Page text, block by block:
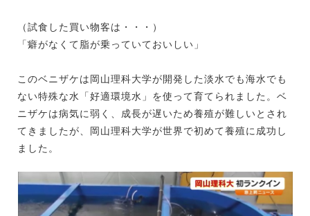
（試食した買い物客は・・・）
「癖がなくて脂が乗っていておいしい」
このベニザケは岡山理科大学が開発した淡水でも海水でも
ない特殊な水「好適環境水」を使って育てられました。ベ
ニザケは病気に弱く、成長が遅いため養殖が難しいとされ
てきましたが、岡山理科大学が世界で初めて養殖に成功し
ました。